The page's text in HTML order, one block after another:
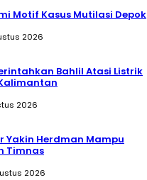
Motif Kasus Mutilasi Depok
2026
Bahlil Atasi Listrik
2026
Yakin Herdman Mampu
Timnas
2026